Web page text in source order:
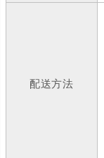
配送方法